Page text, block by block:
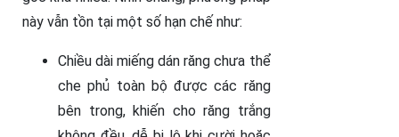
này vẫn tồn tại một số hạn chế như:
Chiều dài miếng dán răng chưa thể
che phủ toàn bộ được các răng
bên trong, khiến cho răng trắng